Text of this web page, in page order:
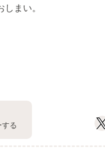
まい。
る